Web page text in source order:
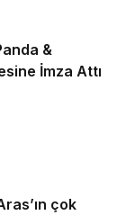
&
İmza Attı
çok